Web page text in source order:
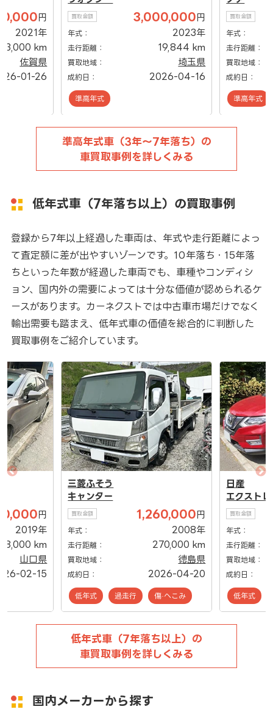
円
2021年
23,000 km
佐賀県
01-26
買取金額 3,000,000 円
年式： 2023年
走行距離： 19,844 km
買取地域： 埼玉県
成約日： 2026-04-16
準高年式
買取金額
年式：
走行距離：
買取地域：
成約日：
準高年式
準高年式車（3年～7年落ち）の
車買取事例を詳しくみる
低年式車（7年落ち以上）の買取事例
登録から7年以上経過した車両は、年式や走行距離によっ
て査定額に差が出やすいゾーンです。10年落ち・15年落
ちといった年数が経過した車両でも、車種やコンディシ
ョン、国内外の需要によっては十分な価値が認められるケ
ースがあります。カーネクストでは中古車市場だけでなく
輸出需要も踏まえ、低年式車の価値を総合的に判断した
買取事例をご紹介しています。
円
2019年
km
山口県
02-15
三菱ふそう
キャンター
買取金額 1,260,000 円
年式： 2008年
走行距離： 270,000 km
買取地域： 徳島県
成約日： 2026-04-20
低年式 過走行 傷·へこみ
日産
エクスト
買取金額
年式：
走行距離：
買取地域：
成約日：
低年式
低年式車（7年落ち以上）の
車買取事例を詳しくみる
国内メーカーから探す